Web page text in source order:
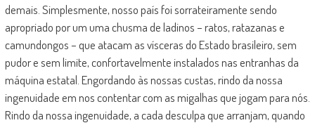
demais. Simplesmente, nosso país foi sorrateiramente sendo
apropriado por um uma chusma de ladinos – ratos, ratazanas e
camundongos – que atacam as vísceras do Estado brasileiro, sem
pudor e sem limite, confortavelmente instalados nas entranhas da
máquina estatal. Engordando às nossas custas, rindo da nossa
ingenuidade em nos contentar com as migalhas que jogam para nós.
Rindo da nossa ingenuidade, a cada desculpa que arranjam, quando